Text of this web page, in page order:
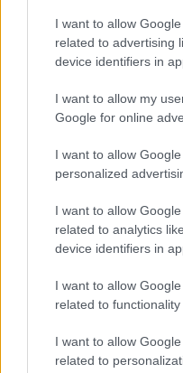
I want to allow
related to advertising
device identifiers in
I want to allow my
Google for online
I want to allow
personalized
I want to allow
related to analytics
device identifiers in
I want to allow
related to
I want to allow
related to
Nyári Gábor
Teleki és
Ormos Mária
Az első bécsi
Egy